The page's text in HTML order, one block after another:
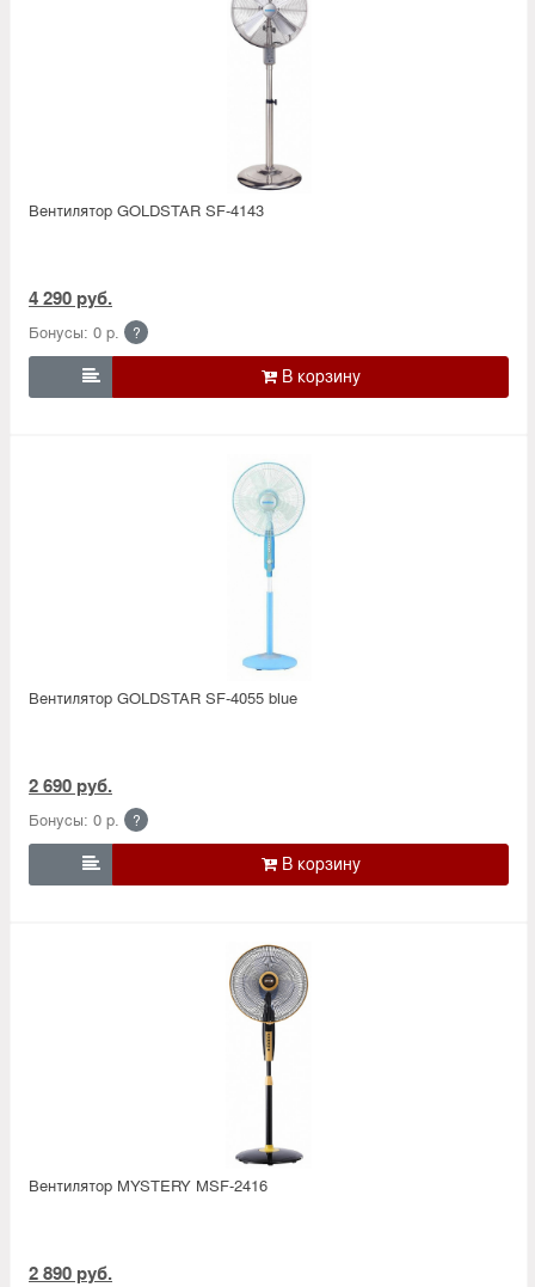
Вентилятор GOLDSTAR SF-4143
4 290 руб.
Бонусы: 0 р. ?

Вентилятор GOLDSTAR SF-4055 blue
2 690 руб.
Бонусы: 0 р. ?

Вентилятор MYSTERY MSF-2416
2 890 руб.